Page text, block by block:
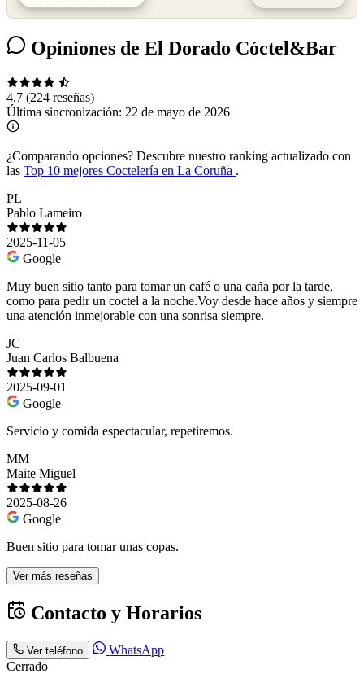
Opiniones de El Dorado Cóctel&Bar
4.7 (224 reseñas)
Última sincronización: 22 de mayo de 2026
¿Comparando opciones? Descubre nuestro ranking actualizado con
las Top 10 mejores Coctelería en La Coruña .
PL
Pablo Lameiro
2025-11-05
Google
Muy buen sitio tanto para tomar un café o una caña por la tarde,
como para pedir un coctel a la noche.Voy desde hace años y siempre
una atención inmejorable con una sonrisa siempre.
JC
Juan Carlos Balbuena
2025-09-01
Google
Servicio y comida espectacular, repetiremos.
MM
Maite Miguel
2025-08-26
Google
Buen sitio para tomar unas copas.
Ver más reseñas
Contacto y Horarios
Ver teléfono
WhatsApp
Cerrado